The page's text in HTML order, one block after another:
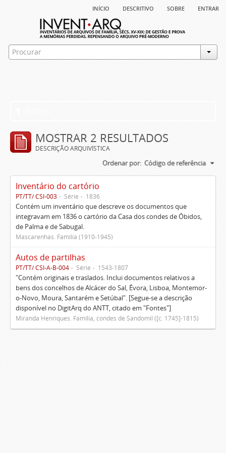
início descritivo sobre entrar
MOSTRAR 2 RESULTADOS
DESCRIÇÃO ARQUIVÍSTICA
Ordenar por: Código de referência
Inventário do cartório
PT/TT/ CSI-003 Série 1836
Contém um inventário que descreve os documentos que
integravam em 1836 o cartório da Casa dos condes de Óbidos,
de Palma e de Sabugal.
Mascarenhas. Família (1910-1945)
Autos de partilhas
PT/TT/ CSI-A-B-004 Série 1543-1807
"Contém originais e traslados. Inclui documentos relativos a
bens dos concelhos de Alcácer do Sal, Évora, Lisboa, Montemor-
o-Novo, Moura, Santarém e Setúbal". [Segue-se a descrição
disponível no DigitArq do ANTT, citado em "Fontes"]
Miranda Henriques. Família, condes de Sandomil ([c. 1745]-1815)